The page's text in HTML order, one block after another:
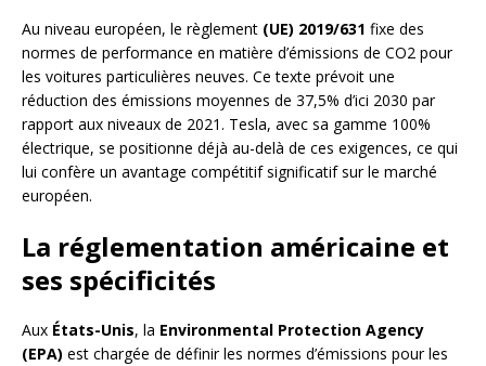
Au niveau européen, le règlement (UE) 2019/631 fixe des
normes de performance en matière d’émissions de CO2 pour
les voitures particulières neuves. Ce texte prévoit une
réduction des émissions moyennes de 37,5% d’ici 2030 par
rapport aux niveaux de 2021. Tesla, avec sa gamme 100%
électrique, se positionne déjà au-delà de ces exigences, ce qui
lui confère un avantage compétitif significatif sur le marché
européen.
La réglementation américaine et
ses spécificités
Aux États-Unis, la Environmental Protection Agency
(EPA) est chargée de définir les normes d’émissions pour les